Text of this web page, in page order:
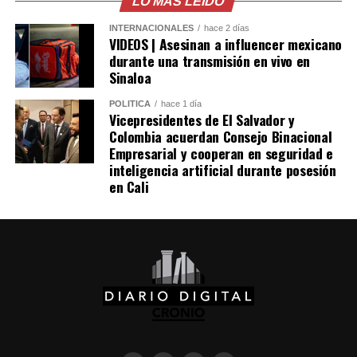
INTERNACIONALES hace 2 días
VIDEOS | Asesinan a influencer mexicano
durante una transmisión en vivo en
Sinaloa
POLÍTICA hace 1 día
Vicepresidentes de El Salvador y
Colombia acuerdan Consejo Binacional
Empresarial y cooperan en seguridad e
inteligencia artificial durante posesión
en Cali